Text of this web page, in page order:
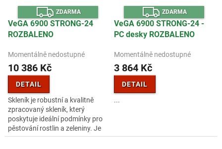
Z
D
A
R
M
ZDARMA
VeGA 6900 STRONG-24
ROZBALENO
Momentálně nedostupné
10 386 Kč
DETAIL
Skleník je robustní a kvalitně
zpracovaný skleník, který
poskytuje ideální podmínky pro
pěstování rostlin a zeleniny. Je
vyroben z pevných hliníkových
Z
D
A
R
M
ZDARMA
VeGA 6900 STRONG-24 -
PC desky ROZBALENO
Momentálně nedostupné
3 864 Kč
DETAIL
...